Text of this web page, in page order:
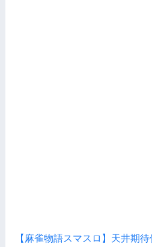
【麻雀物語スマスロ】天井期